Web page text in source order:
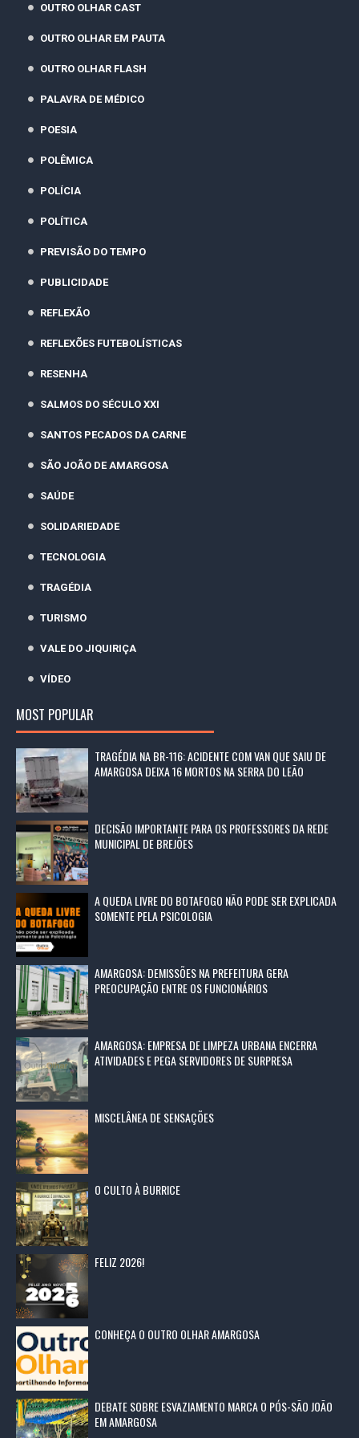
OUTRO OLHAR CAST
OUTRO OLHAR EM PAUTA
OUTRO OLHAR FLASH
PALAVRA DE MÉDICO
POESIA
POLÊMICA
POLÍCIA
POLÍTICA
PREVISÃO DO TEMPO
PUBLICIDADE
REFLEXÃO
REFLEXÕES FUTEBOLÍSTICAS
RESENHA
SALMOS DO SÉCULO XXI
SANTOS PECADOS DA CARNE
SÃO JOÃO DE AMARGOSA
SAÚDE
SOLIDARIEDADE
TECNOLOGIA
TRAGÉDIA
TURISMO
VALE DO JIQUIRIÇA
VÍDEO
MOST POPULAR
TRAGÉDIA NA BR-116: ACIDENTE COM VAN QUE SAIU DE
AMARGOSA DEIXA 16 MORTOS NA SERRA DO LEÃO
DECISÃO IMPORTANTE PARA OS PROFESSORES DA REDE
MUNICIPAL DE BREJÕES
A QUEDA LIVRE DO BOTAFOGO NÃO PODE SER EXPLICADA
SOMENTE PELA PSICOLOGIA
AMARGOSA: DEMISSÕES NA PREFEITURA GERA
PREOCUPAÇÃO ENTRE OS FUNCIONÁRIOS
AMARGOSA: EMPRESA DE LIMPEZA URBANA ENCERRA
ATIVIDADES E PEGA SERVIDORES DE SURPRESA
MISCELÂNEA DE SENSAÇÕES
O CULTO À BURRICE
FELIZ 2026!
CONHEÇA O OUTRO OLHAR AMARGOSA
DEBATE SOBRE ESVAZIAMENTO MARCA O PÓS-SÃO JOÃO
EM AMARGOSA